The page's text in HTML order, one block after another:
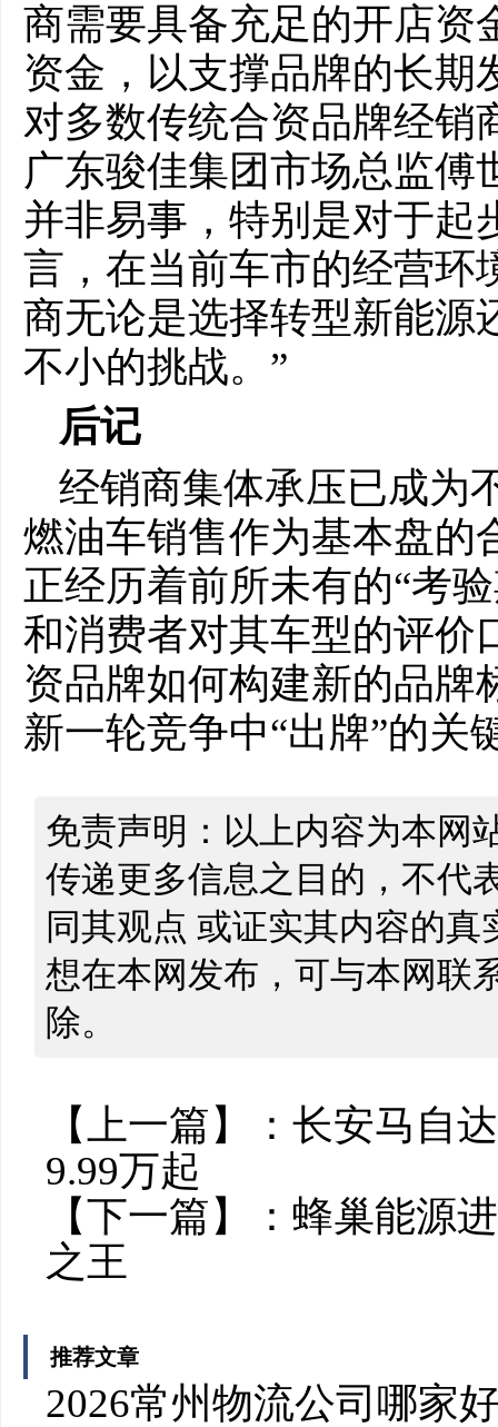
商需要具备充足的开店资
资金，以支撑品牌的长期
对多数传统合资品牌经销
广东骏佳集团市场总监傅
并非易事，特别是对于起
言，在当前车市的经营环
商无论是选择转型新能源
不小的挑战。”
后记
经销商集体承压已成为
燃油车销售作为基本盘的
正经历着前所未有的“考
和消费者对其车型的评价
资品牌如何构建新的品牌
新一轮竞争中“出牌”的关
免责声明：以上内容为本网
传递更多信息之目的，不代
同其观点 或证实其内容的
想在本网发布，可与本网联
除。
【上一篇】： 长安马自
9.99万起
【下一篇】： 蜂巢能源
之王
推荐文章
2026常州物流公司哪家